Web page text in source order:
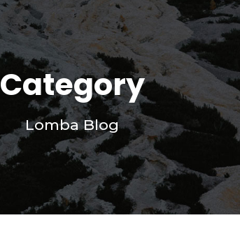
Category
Lomba Blog